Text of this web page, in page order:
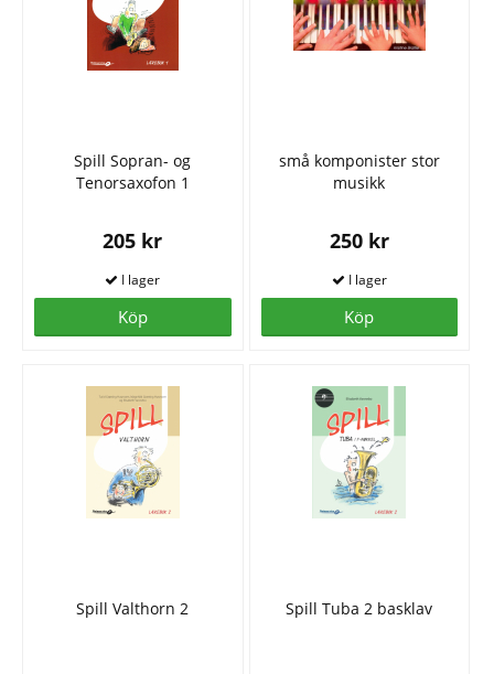
Spill Sopran- og
Tenorsaxofon 1
205 kr
Köp
små komponister stor
musikk
250 kr
Köp
Spill Valthorn 2 Spill Tuba 2 basklav